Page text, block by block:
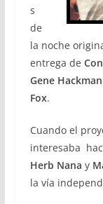
s
de
la noche
entrega de
Gene Hackman
Fox.
Cuando el
interesaba
Herb Nana y
la vía